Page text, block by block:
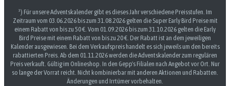
³) Für unsere Adventskalender gibt es dieses Jahr verschiedene Preisstufen. Im
Zeitraum vom 03.06.2026 bis zum 31.08.2026 gelten die Super Early Bird Preise mit
einem Rabatt von bis zu 50 €. Vom 01.09.2026 bis zum 31.10.2026 gelten die Early
Bird Preise mit einem Rabatt von bis zu 20 €. Der Rabatt ist an dem jeweiligen
Kalender ausgewiesen. Bei dem Verkaufspreis handelt es sich jeweils um den bereits
rabattierten Preis. Ab dem 01.11.2026 werden die Adventskalender zum regulären
Preis verkauft. Gültig im Onlineshop. In den Gepp's Filialen nach Angebot vor Ort. Nur
so lange der Vorrat reicht. Nicht kombinierbar mit anderen Aktionen und Rabatten.
Änderungen und Irrtümer vorbehalten.